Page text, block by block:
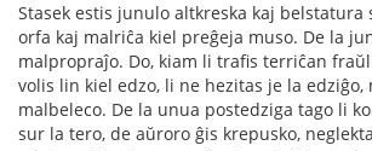
Stasek estis junulo altkreska kaj belstatura
orfa kaj malriĉa kiel preĝeja muso. De la
malpropraĵo. Do, kiam li trafis terriĉan
volis lin kiel edzo, li ne hezitas je la edziĝo,
malbeleco. De la unua postedziga tago li
sur la tero, de aŭroro ĝis krepusko,